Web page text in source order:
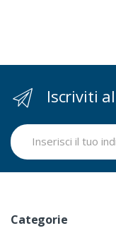
Iscriviti
Categorie